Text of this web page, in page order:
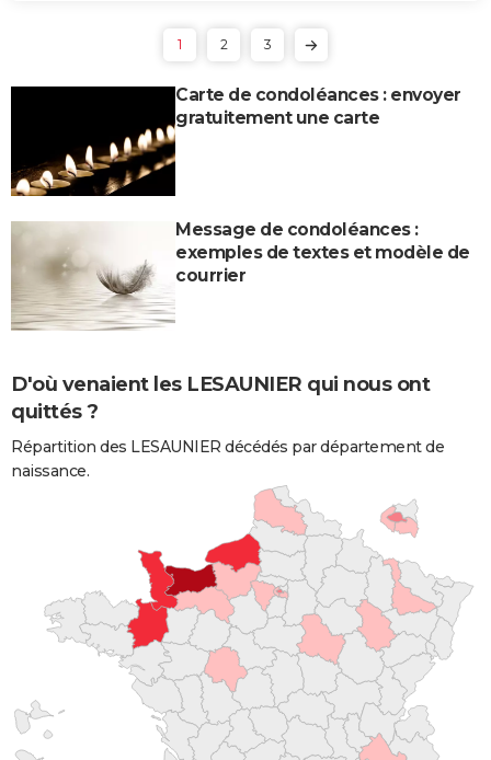
1 2 3
Carte de condoléances : envoyer
gratuitement une carte
Message de condoléances :
exemples de textes et modèle de
courrier
D'où venaient les LESAUNIER qui nous ont
quittés ?
Répartition des LESAUNIER décédés par département de
naissance.